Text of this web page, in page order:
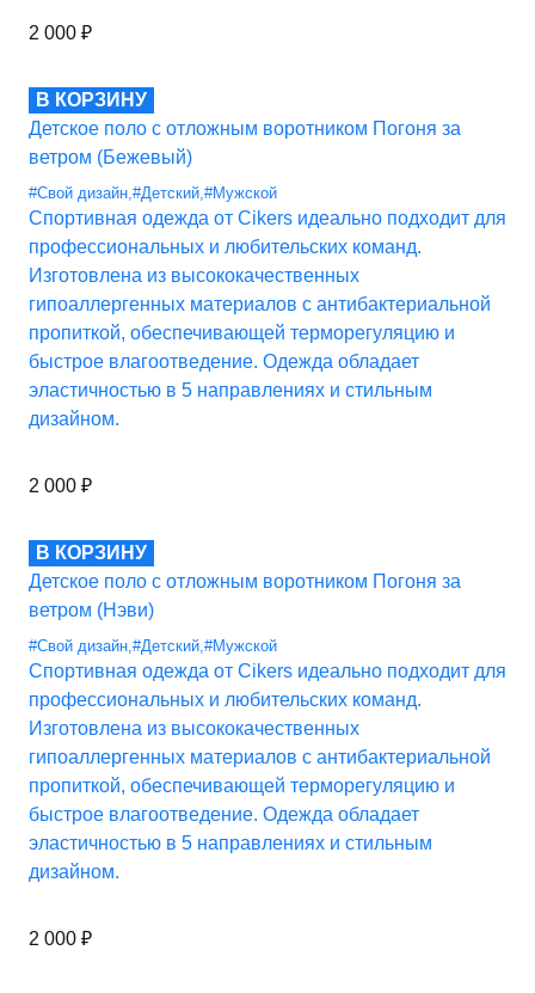
2 000 ₽
В КОРЗИНУ
Детское поло с отложным воротником Погоня за
ветром (Бежевый)
#Свой дизайн,#Детский,#Мужской
Спортивная одежда от Cikers идеально подходит для
профессиональных и любительских команд.
Изготовлена из высококачественных
гипоаллергенных материалов с антибактериальной
пропиткой, обеспечивающей терморегуляцию и
быстрое влагоотведение. Одежда обладает
эластичностью в 5 направлениях и стильным
дизайном.
2 000 ₽
В КОРЗИНУ
Детское поло с отложным воротником Погоня за
ветром (Нэви)
#Свой дизайн,#Детский,#Мужской
Спортивная одежда от Cikers идеально подходит для
профессиональных и любительских команд.
Изготовлена из высококачественных
гипоаллергенных материалов с антибактериальной
пропиткой, обеспечивающей терморегуляцию и
быстрое влагоотведение. Одежда обладает
эластичностью в 5 направлениях и стильным
дизайном.
2 000 ₽